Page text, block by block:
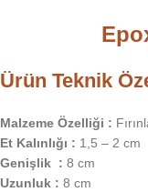
Ürün Teknik
Malzeme Özelliği :
Et Kalınlığı : 1,5 – 2 cm
Genişlik : 8 cm
Uzunluk : 8 cm